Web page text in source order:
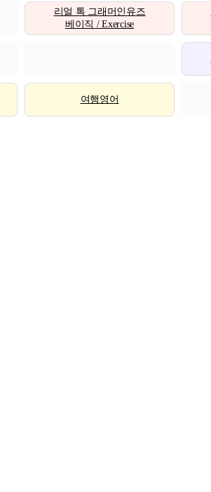
리얼 톡 그래머인유즈
베이직 / Exercise
여행영어